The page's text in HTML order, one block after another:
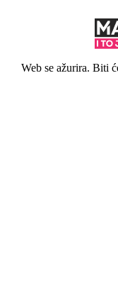
Web se ažurira. Biti